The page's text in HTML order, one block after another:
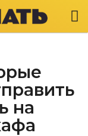
на